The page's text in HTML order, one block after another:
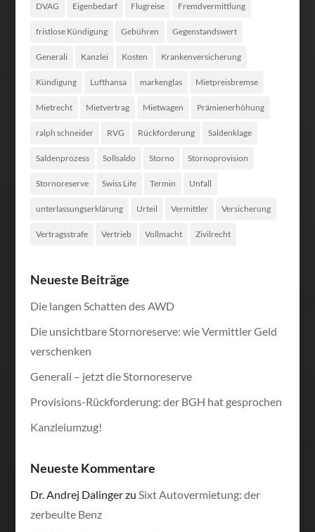
DVAG Eigenbedarf Flugreise Fremdvermittlung
fristlose Kündigung Gebühren Gegenstandswert
Generali Kanzlei Kosten Krankenversicherung
Kündigung Lufthansa markenglas Mietpreisbremse
Mietrecht Mietvertrag Mietwagen Prämienerhöhung
ralph schneider RVG Rückforderung Saldenklage
Saldenprozess Sollsaldo Storno Stornoprovision
Stornoreserve Swiss Life Termin Unfall
unterlassungserklärung Urteil Vermittler Versicherung
Vertragsstrafe Vertrieb Vollmacht Zivilrecht
Neueste Beiträge
Die langen Schatten des AWD
Die unsichtbare Stornoreserve: wie Vermittler Geld
verschenken
Generali – jetzt die Stornoreserve
Provisions-Rückforderung: der BGH hat gesprochen
Kanzleiumzug!
Neueste Kommentare
Dr. Andrej Dalingerzu Sixt Autovermietung: der
zerbeulte Benz